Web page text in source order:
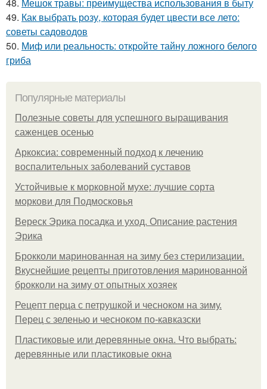
48. Мешок травы: преимущества использования в быту
49. Как выбрать розу, которая будет цвести все лето:
советы садоводов
50. Миф или реальность: откройте тайну ложного белого
гриба
Популярные материалы
Полезные советы для успешного выращивания
саженцев осенью
Аркоксиа: современный подход к лечению
воспалительных заболеваний суставов
Устойчивые к морковной мухе: лучшие сорта
моркови для Подмосковья
Вереск Эрика посадка и уход. Описание растения
Эрика
Брокколи маринованная на зиму без стерилизации.
Вкуснейшие рецепты приготовления маринованной
брокколи на зиму от опытных хозяек
Рецепт перца с петрушкой и чесноком на зиму.
Перец с зеленью и чесноком по-кавказски
Пластиковые или деревянные окна. Что выбрать:
деревянные или пластиковые окна